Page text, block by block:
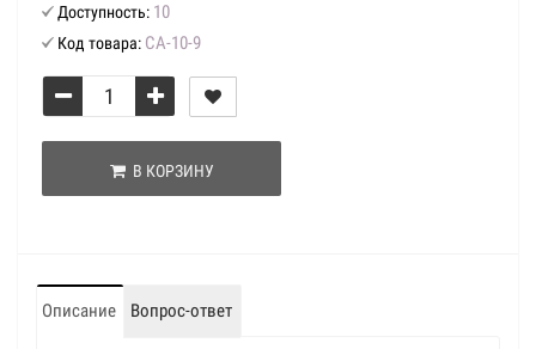
Доступность: 10
Код товара: СА-10-9
В КОРЗИНУ
Описание Вопрос-ответ